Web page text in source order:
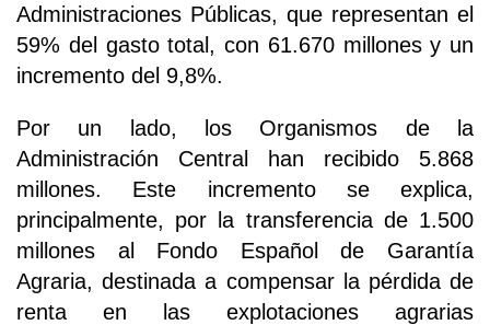
Administraciones Públicas, que representan el
59% del gasto total, con 61.670 millones y un
incremento del 9,8%.
Por un lado, los Organismos de la
Administración Central han recibido 5.868
millones. Este incremento se explica,
principalmente, por la transferencia de 1.500
millones al Fondo Español de Garantía
Agraria, destinada a compensar la pérdida de
renta en las explotaciones agrarias